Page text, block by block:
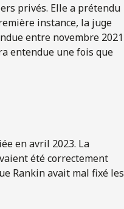
privés. Elle a prétendu
instance, la juge
entre novembre 2021
entendue une fois que
en avril 2023. La
été correctement
Rankin avait mal fixé les